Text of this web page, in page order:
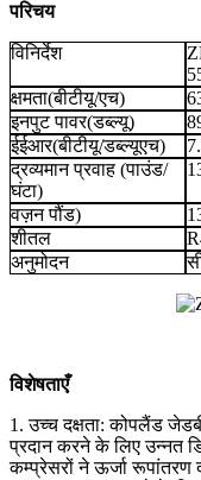
परिचय
विनिर्देश
क्षमता(बीटीयू/एच)
इनपुट पावर(डब्ल्यू)
ईईआर(बीटीयू/डब्ल्यूएच)
द्रव्यमान प्रवाह (पाउंड/
घंटा)
वज़न पौंड)
शीतल
अनुमोदन
विशेषताएँ
1. उच्च दक्षता: कोपलैंड
प्रदान करने के लिए उन्नत
कम्प्रेसरों ने ऊर्जा